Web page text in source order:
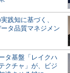
践知に基づく、
タ品質マネジメン
タ基盤「レイクハ
クチャ」が、ビジ